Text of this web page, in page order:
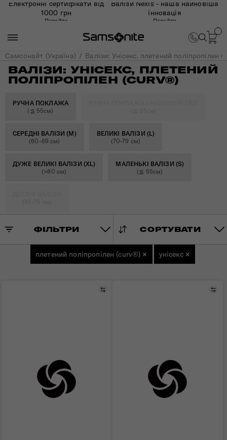
Електронні сертифікати від
1000 грн
Перейти
Валізи Nexis - наша найновіша
інновація
Перейти
Самсонайт (Україна) Валізи: Унісекс, плетений поліпропілен
ВАЛІЗИ: УНІСЕКС, ПЛЕТЕНИЙ
ПОЛІПРОПІЛЕН (CURV®)
РУЧНА ПОКЛАЖА
(≦ 55см)
СЕРЕДНІ ВАЛІЗИ (M)
(60-69 см)
ВЕЛИКІ ВАЛІЗИ (L)
(70-79 см)
ДУЖЕ ВЕЛИКІ ВАЛІЗИ (XL)
(>80 см)
МАЛЕНЬКІ ВАЛІЗИ (S)
(≦ 55см)
ФІЛЬТРИ СОРТУВАТИ
плетений поліпропілен (curv®) × унісекс ×
Порівняти